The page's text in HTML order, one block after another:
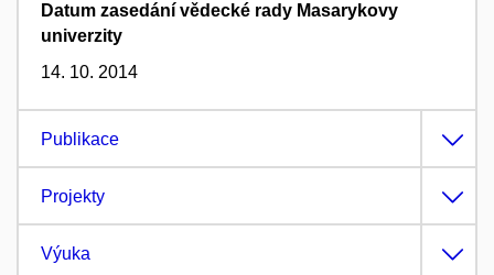
Datum zasedání vědecké rady Masarykovy
univerzity
14. 10. 2014
Publikace
Projekty
Výuka